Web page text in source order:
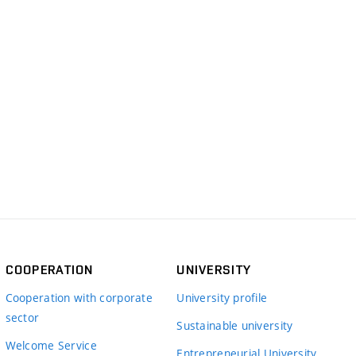
COOPERATION
Cooperation with corporate
sector
Welcome Service
UNIVERSITY
University profile
Sustainable university